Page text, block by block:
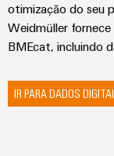
otimização do seu
Weidmüller
BMEcat, incluindo
IR PARA DADOS